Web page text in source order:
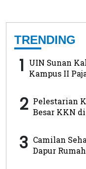
TRENDING
1 UIN Sunan
Kampus II
2 Pelestarian
Besar KKN
3 Camilan
Dapur